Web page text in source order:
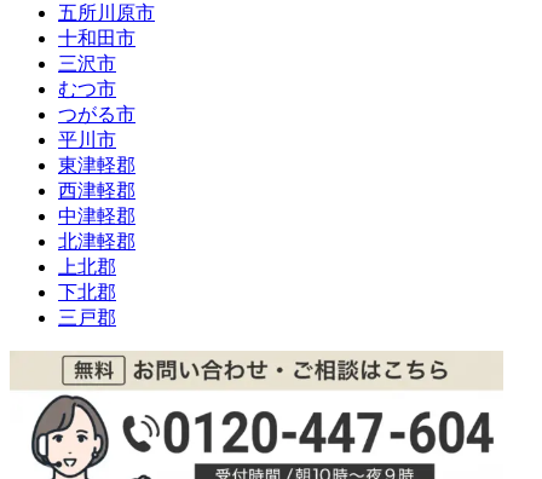
五所川原市
十和田市
三沢市
むつ市
つがる市
平川市
東津軽郡
西津軽郡
中津軽郡
北津軽郡
上北郡
下北郡
三戸郡